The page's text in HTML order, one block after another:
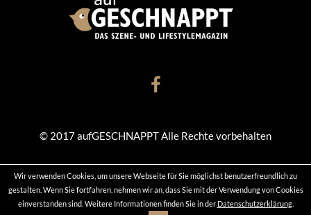
Wir verwenden Cookies, um unsere Webseite für Sie möglichst benutzerfreundlich zu
gestalten. Wenn Sie fortfahren, nehmen wir an, dass Sie mit der Verwendung von Cookies
einverstanden sind. Weitere Informationen finden Sie in der Datenschutzerklärung.
© 2017 aufGESCHNAPPT Alle Rechte vorbehalten
KONTAKT DATENSCHUTZ IMPRESSUM